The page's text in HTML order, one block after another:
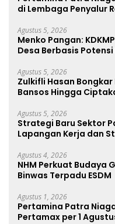
di Lembaga Penyalur
Agustus 5, 2026
Menko Pangan:
Desa Berbasis
Agustus 5, 2026
Zulkifli Hasan
Bansos Hingga
Agustus 5, 2026
Strategi Baru Sektor
Lapangan Kerja dan
Agustus 4, 2026
NHM Perkuat Budaya
Binwas Terpadu ESDM
Agustus 1, 2026
Pertamina Patra
Pertamax per 1